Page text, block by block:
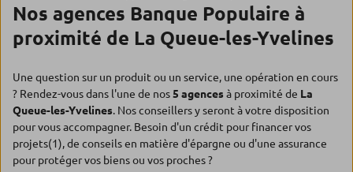
Nos agences Banque Populaire à
proximité de La Queue-les-Yvelines
Une question sur un produit ou un service, une opération en cours
? Rendez-vous dans l'une de nos5 agencesà proximité de La
Queue-les-Yvelines. Nos conseillers y seront à votre disposition
pour vous accompagner. Besoin d'un crédit pour financer vos
projets(1), de conseils en matière d'épargne ou d'une assurance
pour protéger vos biens ou vos proches ?